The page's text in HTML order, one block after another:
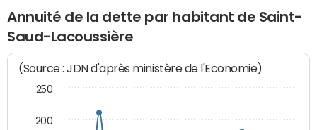
Annuité de la dette par habitant de Saint-
Saud-Lacoussière
(Source : JDN d'après ministère de l'Economie)
200
250